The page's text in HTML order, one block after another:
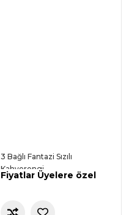
3 Bağlı Fantazi Sızılı
Kahverengi
Fiyatlar Üyelere özel